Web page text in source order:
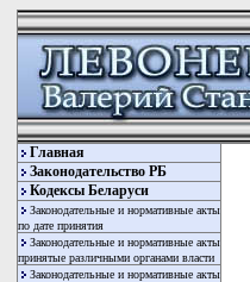
Главная
Законодательство РБ
Кодексы Беларуси
Законодательные и нормативные акты
по дате принятия
Законодательные и нормативные акты
принятые различными органами власти
Законодательные и нормативные акты